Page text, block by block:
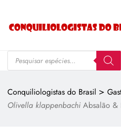
Conquiliologistas do Brasil >
Olivella klappenbachi Absalão &